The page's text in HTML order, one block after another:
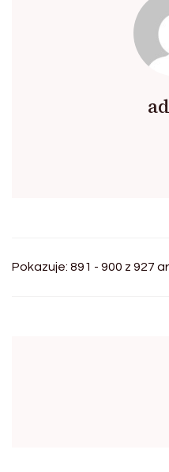
Pokazuje: 891 - 900 z 927